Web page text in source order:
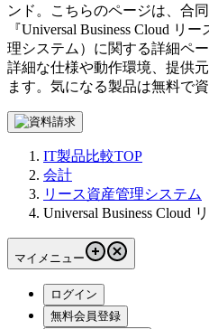
ンド。こちらのページは、 合
『Universal Business Cloud リ
理システム ）に関する詳細ペ
詳細な仕様や動作環境、提供
ます。気になる製品は無料で
IT製品比較TOP
会計
リース資産管理システム
Universal Business Cloud
マイメニュー
ログイン
無料会員登録